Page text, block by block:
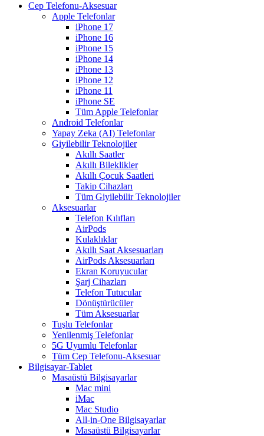
Cep Telefonu-Aksesuar
Apple Telefonlar
iPhone 17
iPhone 16
iPhone 15
iPhone 14
iPhone 13
iPhone 12
iPhone 11
iPhone SE
Tüm Apple Telefonlar
Android Telefonlar
Yapay Zeka (AI) Telefonlar
Giyilebilir Teknolojiler
Akıllı Saatler
Akıllı Bileklikler
Akıllı Çocuk Saatleri
Takip Cihazları
Tüm Giyilebilir Teknolojiler
Aksesuarlar
Telefon Kılıfları
AirPods
Kulaklıklar
Akıllı Saat Aksesuarları
AirPods Aksesuarları
Ekran Koruyucular
Şarj Cihazları
Telefon Tutucular
Dönüştürücüler
Tüm Aksesuarlar
Tuşlu Telefonlar
Yenilenmiş Telefonlar
5G Uyumlu Telefonlar
Tüm Cep Telefonu-Aksesuar
Bilgisayar-Tablet
Masaüstü Bilgisayarlar
Mac mini
iMac
Mac Studio
All-in-One Bilgisayarlar
Masaüstü Bilgisayarlar